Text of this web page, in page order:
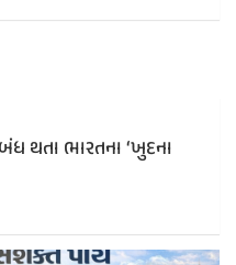
થતા ભારતના ‘ખુદના